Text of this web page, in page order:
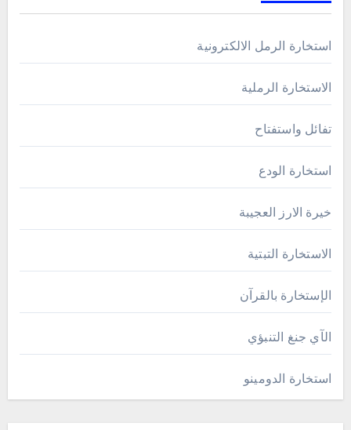
استخارة الرمل الالكترونية
الاستخارة الرملية
تفائل واستفتاح
استخارة الودع
خيرة الارز العجيبة
الاستخارة التبتية
الإستخارة بالقرآن
الآي جنغ التنبؤي
استخارة الدومينو